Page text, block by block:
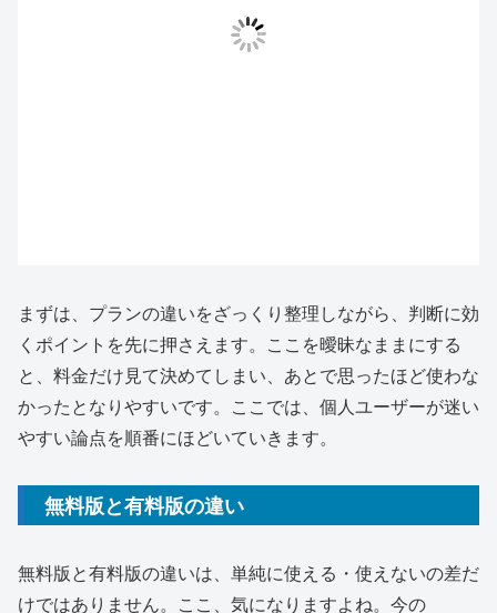
まずは、プランの違いをざっくり整理しながら、判断に効
くポイントを先に押さえます。ここを曖昧なままにする
と、料金だけ見て決めてしまい、あとで思ったほど使わな
かったとなりやすいです。ここでは、個人ユーザーが迷い
やすい論点を順番にほどいていきます。
無料版と有料版の違い
無料版と有料版の違いは、単純に使える・使えないの差だ
けではありません。ここ、気になりますよね。今の